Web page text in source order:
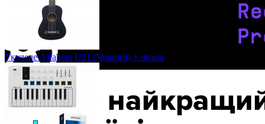
Укулеле Alfabeto U21 (Чорний) + чохол